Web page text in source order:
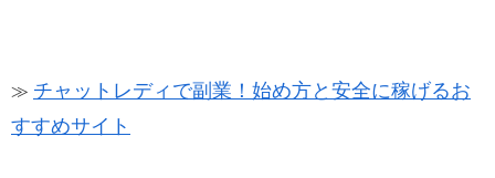
≫ チャットレディで副業！始め方と安全に稼げるお
すすめサイト